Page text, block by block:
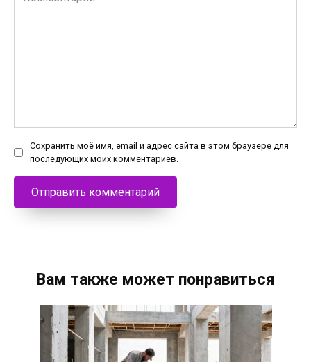
Сохранить моё имя, email и адрес сайта в этом браузере для
последующих моих комментариев.
Вам также может понравиться